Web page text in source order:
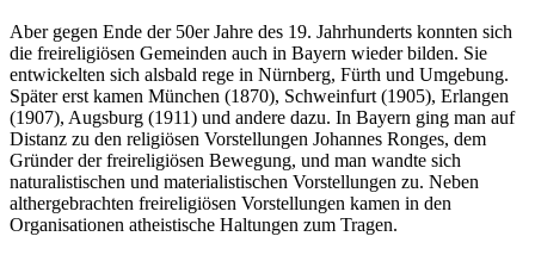
Aber gegen Ende der 50er Jahre des 19. Jahrhunderts konnten sich
die freireligiösen Gemeinden auch in Bayern wieder bilden. Sie
entwickelten sich alsbald rege in Nürnberg, Fürth und Umgebung.
Später erst kamen München (1870), Schweinfurt (1905), Erlangen
(1907), Augsburg (1911) und andere dazu. In Bayern ging man auf
Distanz zu den religiösen Vorstellungen Johannes Ronges, dem
Gründer der freireligiösen Bewegung, und man wandte sich
naturalistischen und materialistischen Vorstellungen zu. Neben
althergebrachten freireligiösen Vorstellungen kamen in den
Organisationen atheistische Haltungen zum Tragen.